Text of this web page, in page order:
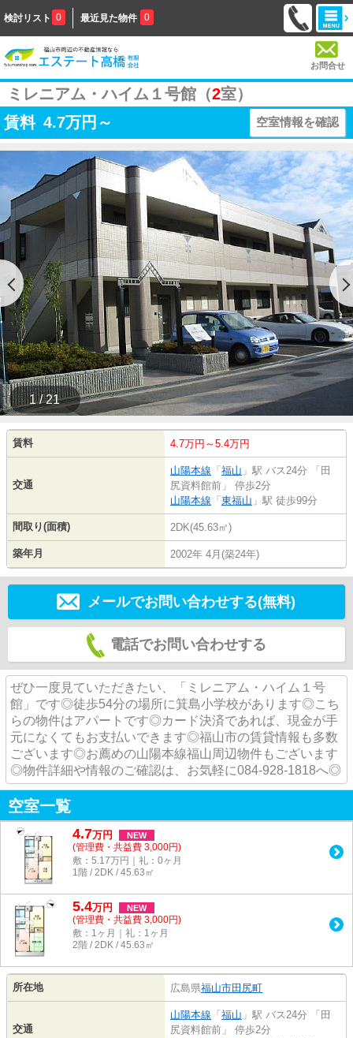
検討リスト 0 最近見た物件 0
お問合せ
ミレニアム・ハイム１号館（2室）
賃料 4.7万円～ 空室情報を確認
1 / 21
賃料 4.7万円～5.4万円
交通
山陽本線 「 福山 」駅 バス24分 「田
尻資料館前」 停歩2分
山陽本線 「 東福山 」駅 徒歩99分
間取り(面積) 2DK(45.63㎡)
築年月 2002年 4月(築24年)
メールでお問い合わせする(無料)
電話でお問い合わせする
ぜひ一度見ていただきたい、「ミレニアム・ハイム１号
館」です◎徒歩54分の場所に箕島小学校があります◎こち
らの物件はアパートです◎カード決済であれば、現金が手
元になくてもお支払いできます◎福山市の賃貸情報も多数
ございます◎お薦めの山陽本線福山周辺物件もございます
◎物件詳細や情報のご確認は、お気軽に084-928-1818へ◎
空室一覧
4.7万円 NEW
(管理費・共益費 3,000円)
敷：5.17万円｜礼：0ヶ月
1階 / 2DK / 45.63㎡
5.4万円 NEW
(管理費・共益費 3,000円)
敷：1ヶ月｜礼：1ヶ月
2階 / 2DK / 45.63㎡
所在地 広島県福山市田尻町
交通
山陽本線 「 福山 」駅 バス24分 「田
尻資料館前」 停歩2分